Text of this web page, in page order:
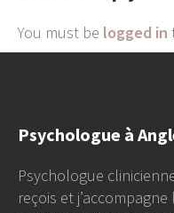
You must be logged in
Psychologue à
Psychologue
reçois et